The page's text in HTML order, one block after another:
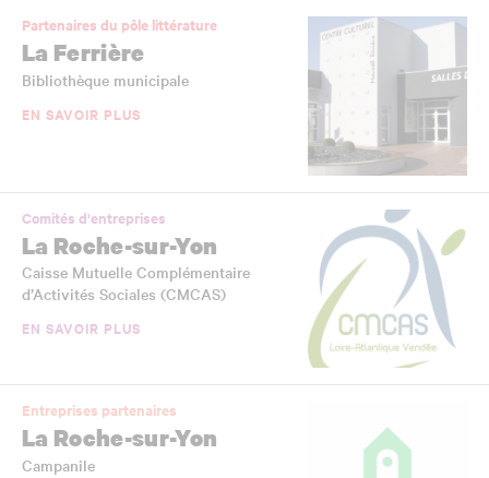
Partenaires du pôle littérature
La Ferrière
Bibliothèque municipale
EN SAVOIR PLUS
Comités d'entreprises
La Roche-sur-Yon
Caisse Mutuelle Complémentaire
d’Activités Sociales (CMCAS)
EN SAVOIR PLUS
Entreprises partenaires
La Roche-sur-Yon
Campanile